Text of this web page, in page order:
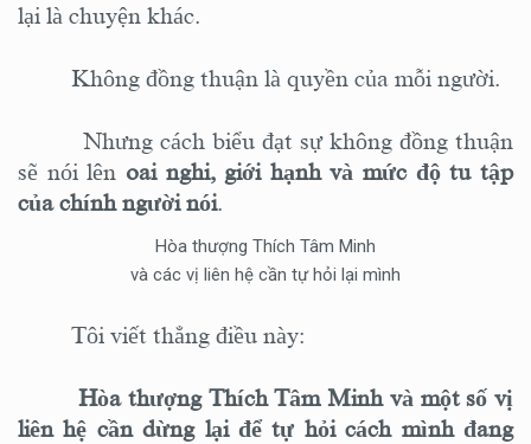
lại là chuyện khác.
Không đồng thuận là quyền của mỗi người.
Nhưng cách biểu đạt sự không đồng thuận
sẽ nói lên oai nghi, giới hạnh và mức độ tu tập
của chính người nói.
Hòa thượng Thích Tâm Minh
và các vị liên hệ cần tự hỏi lại mình
Tôi viết thẳng điều này:
Hòa thượng Thích Tâm Minh và một số vị
liên hệ cần dừng lại để tự hỏi cách mình đang